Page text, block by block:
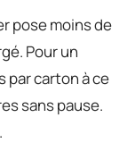
pose moins de
Pour un
par carton à ce
sans pause.